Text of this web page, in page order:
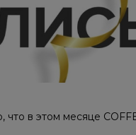
в этом месяце